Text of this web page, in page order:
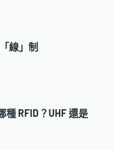
線」制
RFID？UHF 還是